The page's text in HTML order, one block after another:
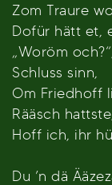
Zom Traure
Dofür hätt et,
„Woröm
Schluss sinn,
Om Friedhoff
Rääsch
Hoff ich, ihr
Du ’n dä